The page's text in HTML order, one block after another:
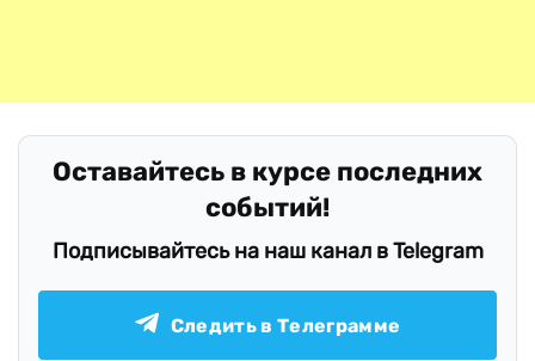
Оставайтесь в курсе последних
событий!
Подписывайтесь на наш канал в Telegram
Следить в Телеграмме